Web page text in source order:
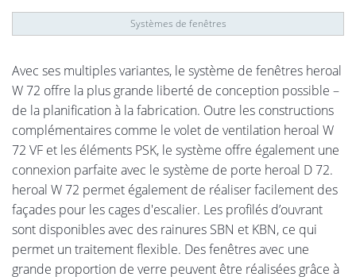
Systèmes de fenêtres
Avec ses multiples variantes, le système de fenêtres heroal
W 72 offre la plus grande liberté de conception possible –
de la planification à la fabrication. Outre les constructions
complémentaires comme le volet de ventilation heroal W
72 VF et les éléments PSK, le système offre également une
connexion parfaite avec le système de porte heroal D 72.
heroal W 72 permet également de réaliser facilement des
façades pour les cages d'escalier. Les profilés d’ouvrant
sont disponibles avec des rainures SBN et KBN, ce qui
permet un traitement flexible. Des fenêtres avec une
grande proportion de verre peuvent être réalisées grâce à